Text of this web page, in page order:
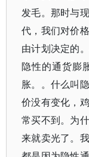
发毛。那时与
代，我们对价
由计划决定的
隐性的通货膨
胀。。什么叫
价没有变化，
常买不到。为
来就卖光了。